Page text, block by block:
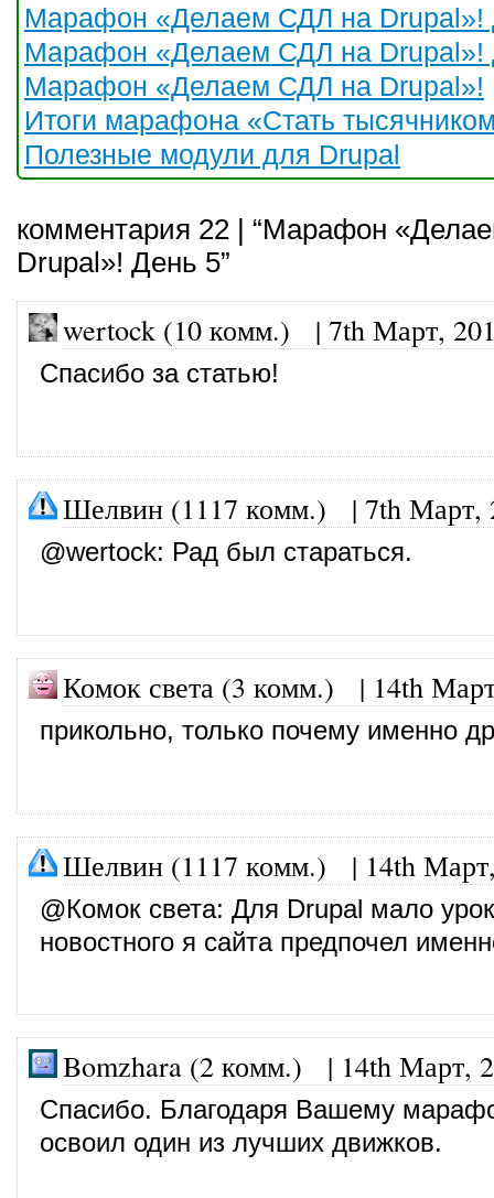
Марафон «Делаем СДЛ на Drupal»!
Марафон «Делаем СДЛ на Drupal»!
Марафон «Делаем СДЛ на Drupal»!
Итоги марафона «Стать
Полезные модули для Drupal
комментария 22 | “Марафон
Drupal»! День 5”
wertock (10 комм.) | 7th Март,
Спасибо за статью!
Шелвин (1117 комм.) | 7th Март,
@wertock: Рад был стараться.
Комок света (3 комм.) | 14th
прикольно, только почему именно
Шелвин (1117 комм.) | 14th
@Комок света: Для Drupal мало
новостного я сайта предпочел
Bomzhara (2 комм.) | 14th Март,
Спасибо. Благодаря Вашему
освоил один из лучших движков.